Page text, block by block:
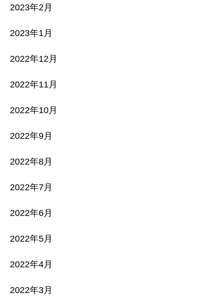
2023年2月
2023年1月
2022年12月
2022年11月
2022年10月
2022年9月
2022年8月
2022年7月
2022年6月
2022年5月
2022年4月
2022年3月